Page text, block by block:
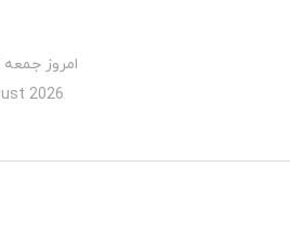
امروز جمعه 16 مرداد 1405
2026